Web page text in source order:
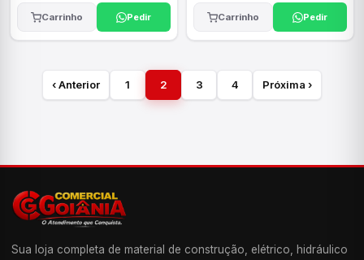
Carrinho Pedir Carrinho Pedir
‹ Anterior 1 2 3 4 Próxima ›
Sua loja completa de material de construção, elétrico, hidráulico